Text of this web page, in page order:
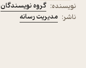
نویسنده: گروه نویسندگان
ناشر: مدیریت رسانه